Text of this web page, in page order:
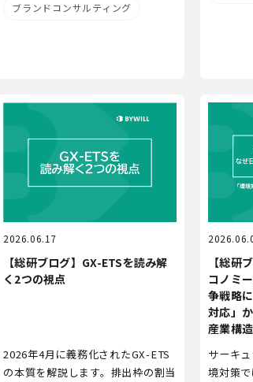
ブランドコンサルティング
2026.06.17
【総研ブログ】GX-ETSを読み解
く2つの視点
2026年4月に義務化されたGX-ETS
の本質を解説します。排出枠の割当
【総研
コノミ
争戦略
対応」
産業構造
サーキ
境対策